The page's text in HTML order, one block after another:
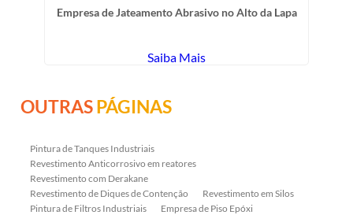
Empresa de Jateamento Abrasivo no Alto da Lapa
Saiba Mais
OUTRASPÁGINAS
Pintura de Tanques Industriais
Revestimento Anticorrosivo em reatores
Revestimento com Derakane
Revestimento de Diques de Contenção
Revestimento em Silos
Pintura de Filtros Industriais
Empresa de Piso Epóxi